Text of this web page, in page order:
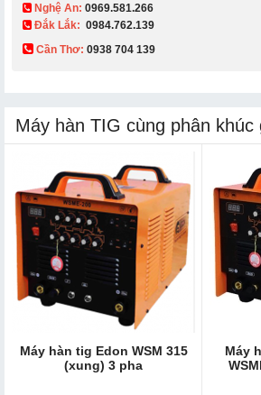
Nghệ An: 0969.581.266
Đắk Lắk: 0984.762.139
Cần Thơ: 0938 704 139​
Máy hàn TIG cùng phân khúc
Máy hàn tig Edon WSM 315
(xung) 3 pha
Máy